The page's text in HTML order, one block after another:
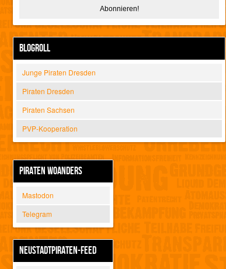
BLOGROLL
Junge Piraten Dresden
Piraten Dresden
Piraten Sachsen
PVP-Kooperation
PIRATEN WOANDERS
Mastodon
Telegram
NEUSTADTPIRATEN-FEED